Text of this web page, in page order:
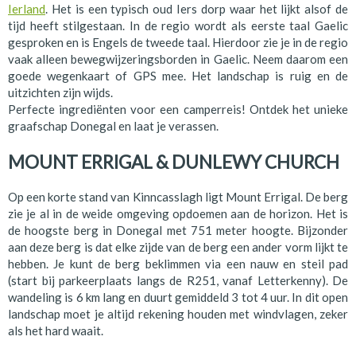
Ierland. Het is een typisch oud Iers dorp waar het lijkt alsof de
tijd heeft stilgestaan. In de regio wordt als eerste taal Gaelic
gesproken en is Engels de tweede taal. Hierdoor zie je in de regio
vaak alleen bewegwijzeringsborden in Gaelic. Neem daarom een
goede wegenkaart of GPS mee. Het landschap is ruig en de
uitzichten zijn wijds.
Perfecte ingrediënten voor een camperreis! Ontdek het unieke
graafschap Donegal en laat je verassen.
MOUNT ERRIGAL & DUNLEWY CHURCH
Op een korte stand van Kinncasslagh ligt Mount Errigal. De berg
zie je al in de weide omgeving opdoemen aan de horizon. Het is
de hoogste berg in Donegal met 751 meter hoogte. Bijzonder
aan deze berg is dat elke zijde van de berg een ander vorm lijkt te
hebben. Je kunt de berg beklimmen via een nauw en steil pad
(start bij parkeerplaats langs de R251, vanaf Letterkenny). De
wandeling is 6 km lang en duurt gemiddeld 3 tot 4 uur. In dit open
landschap moet je altijd rekening houden met windvlagen, zeker
als het hard waait.